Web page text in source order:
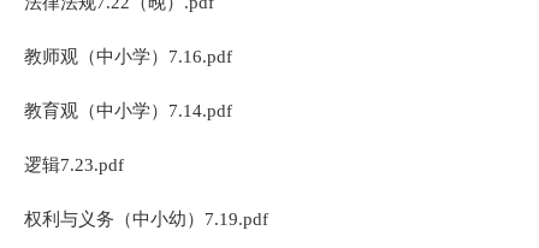
教师观（中小学）7.16.pdf
教育观（中小学）7.14.pdf
逻辑7.23.pdf
权利与义务（中小幼）7.19.pdf